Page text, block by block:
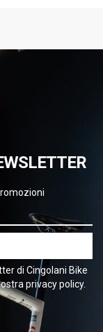
di Cingolani Bike
privacy policy.